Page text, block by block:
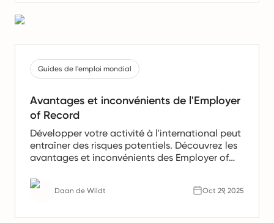
Guides de l'emploi mondial
Avantages et inconvénients de l'Employer
of Record
Développer votre activité à l'international peut
entraîner des risques potentiels. Découvrez les
avantages et inconvénients des Employer of
conviennent en 2026.
Daan de Wildt Oct 29, 2025